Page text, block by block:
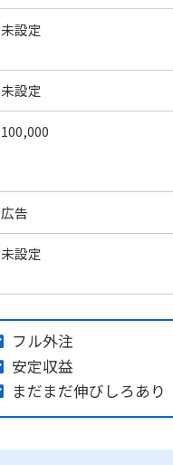
未設定
未設定
100,000
広告
未設定
フル外注
安定収益
まだまだ伸びしろあり